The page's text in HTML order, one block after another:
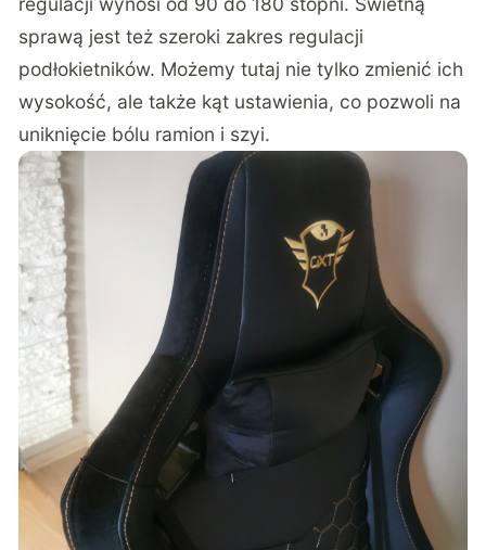
sprawą jest też szeroki zakres regulacji
podłokietników. Możemy tutaj nie tylko zmienić ich
wysokość, ale także kąt ustawienia, co pozwoli na
uniknięcie bólu ramion i szyi.